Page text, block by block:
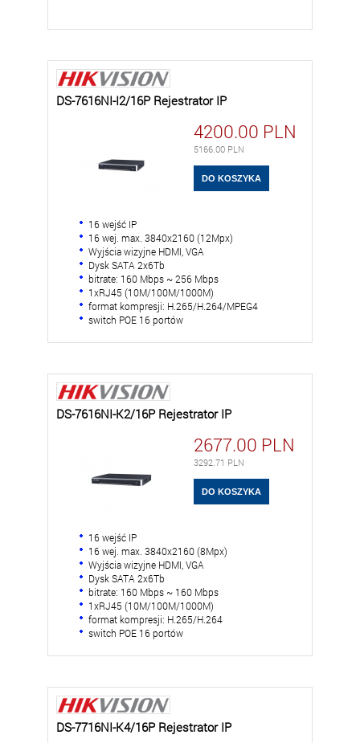
DS-7616NI-I2/16P Rejestrator IP
4200.00 PLN
5166.00 PLN
16 wejść IP
16 wej. max. 3840x2160 (12Mpx)
Wyjścia wizyjne HDMI, VGA
Dysk SATA 2x6Tb
bitrate: 160 Mbps ~ 256 Mbps
1xRJ45 (10M/100M/1000M)
format kompresji: H.265/H.264/MPEG4
switch POE 16 portów
DS-7616NI-K2/16P Rejestrator IP
2677.00 PLN
3292.71 PLN
16 wejść IP
16 wej. max. 3840x2160 (8Mpx)
Wyjścia wizyjne HDMI, VGA
Dysk SATA 2x6Tb
bitrate: 160 Mbps ~ 160 Mbps
1xRJ45 (10M/100M/1000M)
format kompresji: H.265/H.264
switch POE 16 portów
DS-7716NI-K4/16P Rejestrator IP